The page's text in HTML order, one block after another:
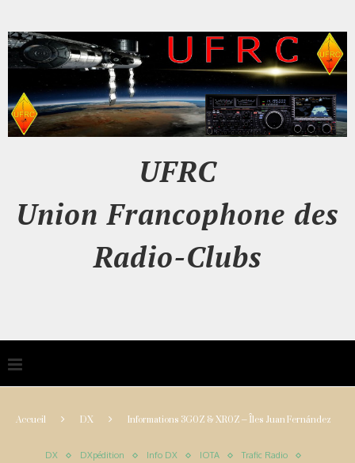
UFRC
Union Francophone des
Radio-Clubs
Accueil DX Informations 3G0Z & XR0Z – Îles Juan Fernández
DX DXpédition Info DX IOTA
Trafic Radio